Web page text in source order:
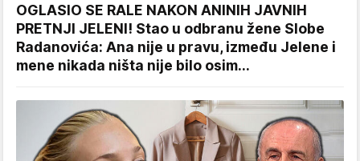
OGLASIO SE RALE NAKON ANINIH JAVNIH
PRETNJI JELENI! Stao u odbranu žene Slobe
Radanovića: Ana nije u pravu, između Jelene i
mene nikada ništa nije bilo osim...